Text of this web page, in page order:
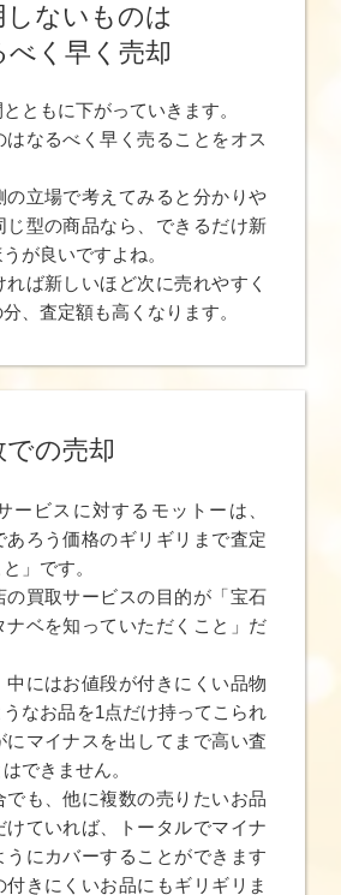
しないものは
べく早く売却
ともに下がっていきます。
はなるべく早く売ることをオス
の立場で考えてみると分かりや
じ型の商品なら、できるだけ新
が良いですよね。
ば新しいほど次に売れやすく
、査定額も高くなります。
での売却
ービスに対するモットーは、
あろう価格のギリギリまで査定
」です。
の買取サービスの目的が「宝石
ナベを知っていただくこと」だ
中にはお値段が付きにくい品物
うなお品を1点だけ持ってこられ
にマイナスを出してまで高い査
できません。
でも、他に複数の売りたいお品
けていれば、トータルでマイナ
うにカバーすることができます
きにくいお品にもギリギリま